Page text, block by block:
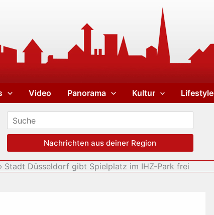
Video Panorama Kultur Lifestyle
Nachrichten aus deiner Region
Stadt Düsseldorf gibt Spielplatz im IHZ-Park frei